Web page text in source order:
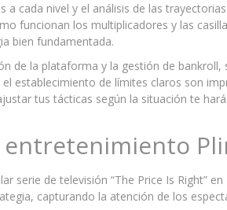
cada nivel y el análisis de las
funcionan los multiplicadores y las
bien fundamentada.
de la plataforma y la gestión de bankroll,
establecimiento de límites claros son
tus tácticas según la situación te
entretenimiento
serie de televisión “The Price Is Right”
capturando la atención de los